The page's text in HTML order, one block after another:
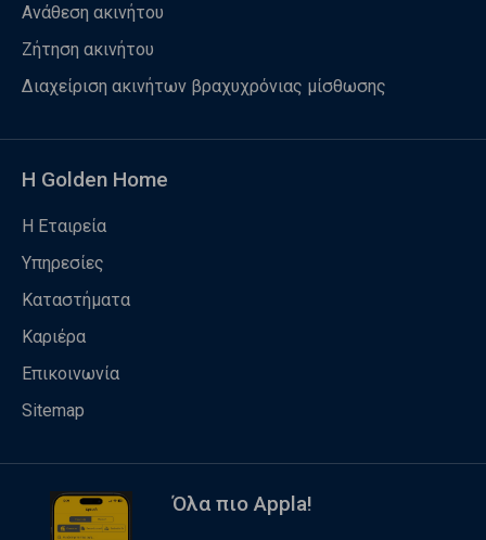
Ανάθεση ακινήτου
Ζήτηση ακινήτου
Διαχείριση ακινήτων βραχυχρόνιας μίσθωσης
Η Golden Home
Η Εταιρεία
Υπηρεσίες
Καταστήματα
Καριέρα
Επικοινωνία
Sitemap
Όλα πιο Appla!